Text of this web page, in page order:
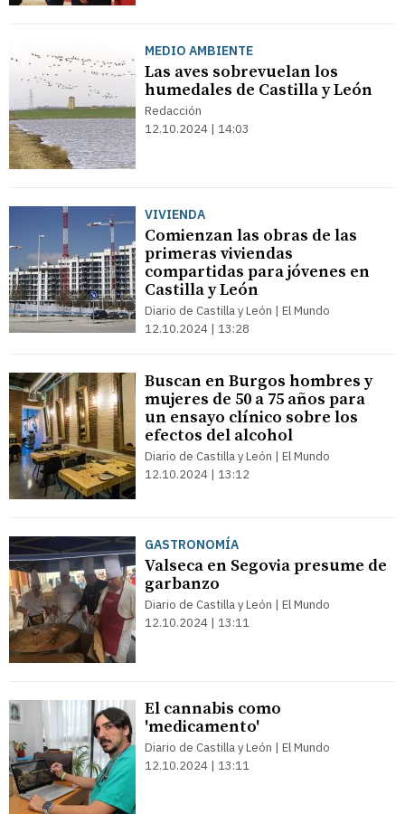
MEDIO AMBIENTE
Las aves sobrevuelan los
humedales de Castilla y León
Redacción
12.10.2024 | 14:03
VIVIENDA
Comienzan las obras de las
primeras viviendas
compartidas para jóvenes en
Castilla y León
Diario de Castilla y León | El Mundo
12.10.2024 | 13:28
Buscan en Burgos hombres y
mujeres de 50 a 75 años para
un ensayo clínico sobre los
efectos del alcohol
Diario de Castilla y León | El Mundo
12.10.2024 | 13:12
GASTRONOMÍA
Valseca en Segovia presume de
garbanzo
Diario de Castilla y León | El Mundo
12.10.2024 | 13:11
El cannabis como
'medicamento'
Diario de Castilla y León | El Mundo
12.10.2024 | 13:11